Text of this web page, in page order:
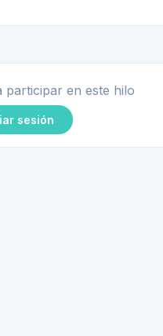
participar en este hilo
sesión